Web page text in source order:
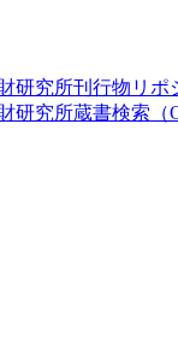
研究所刊行物リポ
研究所蔵書検索（